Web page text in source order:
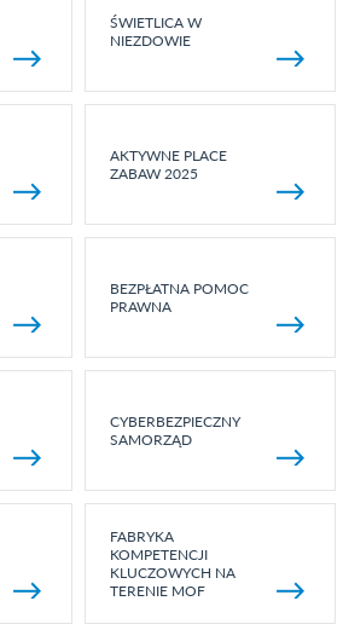
ŚWIETLICA W
NIEZDOWIE
AKTYWNE PLACE
ZABAW 2025
BEZPŁATNA POMOC
PRAWNA
CYBERBEZPIECZNY
SAMORZĄD
FABRYKA
KOMPETENCJI
KLUCZOWYCH NA
TERENIE MOF